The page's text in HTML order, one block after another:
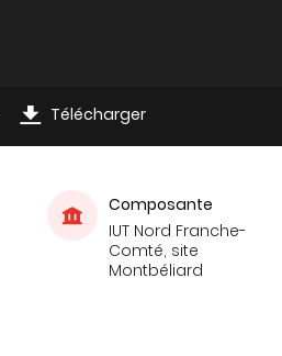
Télécharger
Composante
IUT Nord Franche-
Comté, site
Montbéliard